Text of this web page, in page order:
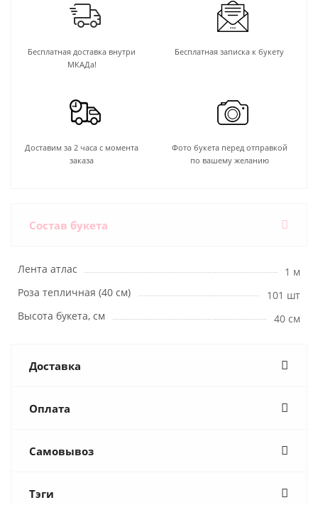
Бесплатная доставка внутри
МКАДа!
Бесплатная записка к букету
Доставим за 2 часа с момента
заказа
Фото букета перед отправкой
по вашему желанию
Состав букета
Лента атлас
1 м
Роза тепличная (40 см)
101 шт
Высота букета, см
40 см
Доставка
Оплата
Самовывоз
Тэги